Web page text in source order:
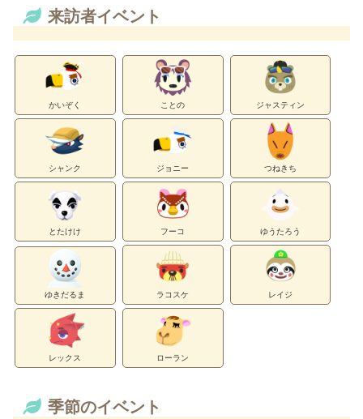
来訪者イベント
かいぞく ことの ジャスティン
シャンク ジョニー つねきち
とたけけ フーコ ゆうたろう
ゆきだるま ラコスケ レイジ
レックス ローラン
季節のイベント